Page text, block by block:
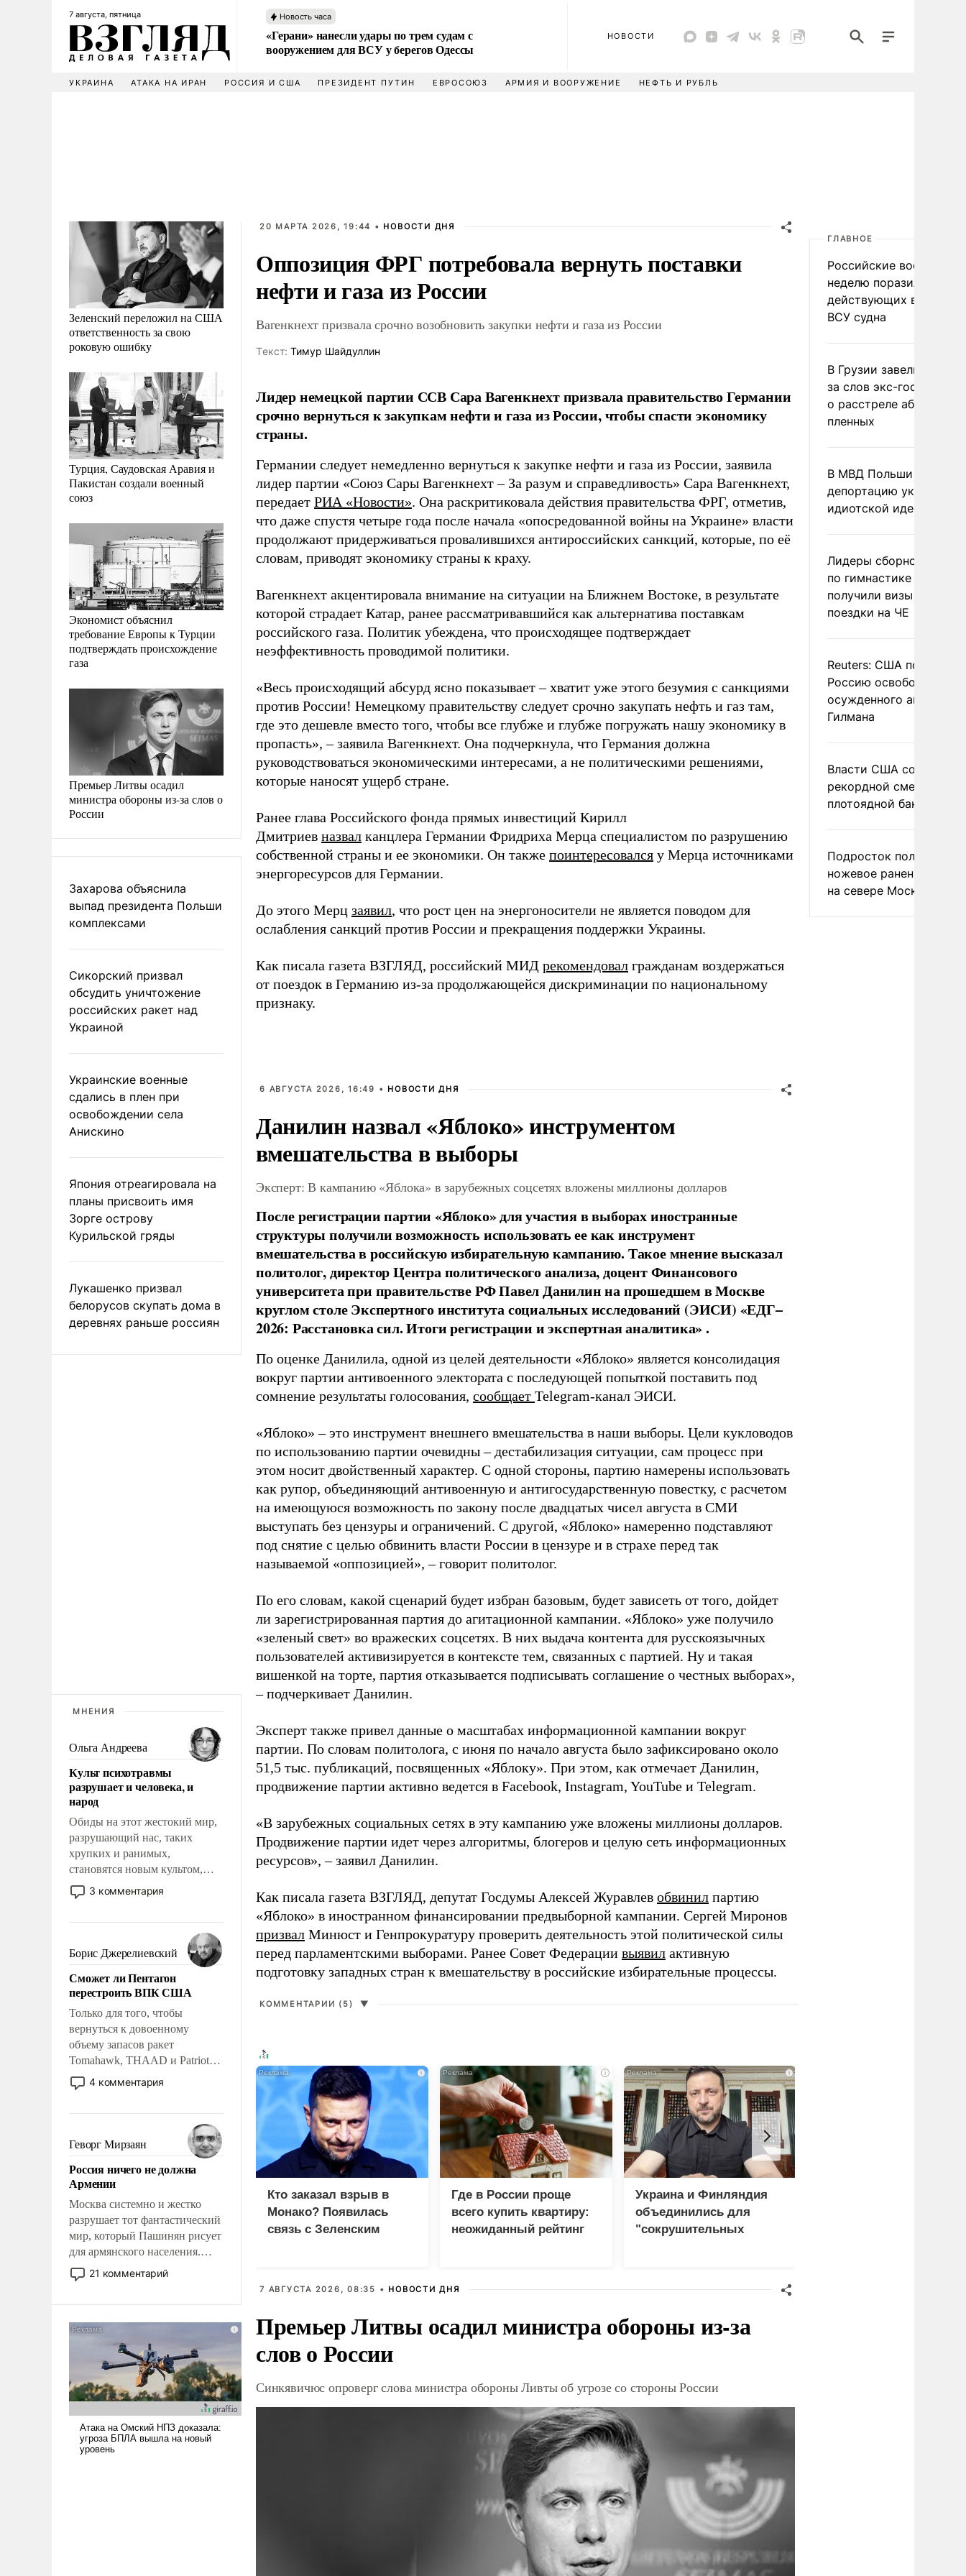
7 августа, пятница Новость часа
«Герани» нанесли удары по трем судам с
вооружением для ВСУ у берегов Одессы
НОВОСТИ
УКРАИНА АТАКА НА ИРАН РОССИЯ И США ПРЕЗИДЕНТ ПУТИН ЕВРОСОЮЗ АРМИЯ И ВООРУЖЕНИЕ НЕФТЬ И РУБЛЬ
Зеленский переложил на США
ответственность за свою
роковую ошибку
Турция, Саудовская Аравия и
Пакистан создали военный
союз
Экономист объяснил
требование Европы к Турции
подтверждать происхождение
газа
Премьер Литвы осадил
министра обороны из-за слов о
России
Захарова объяснила
выпад президента Польши
комплексами
Сикорский призвал
обсудить уничтожение
российских ракет над
Украиной
Украинские военные
сдались в плен при
освобождении села
Анискино
Япония отреагировала на
планы присвоить имя
Зорге острову
Курильской гряды
Лукашенко призвал
белорусов скупать дома в
деревнях раньше россиян
МНЕНИЯ
Ольга Андреева
Культ психотравмы
разрушает и человека, и
народ
Обиды на этот жестокий мир,
разрушающий нас, таких
хрупких и ранимых,
становятся новым культом,
постепенно вытесняя и
отменяя традиционное
мужественным и твердым под
ударами судьбы, брать на себя
ответственность, помогать
слабым, идти вперед и
адаптироваться.
3 комментария
Борис Джерелиевский
Сможет ли Пентагон
перестроить ВПК США
Только для того, чтобы
вернуться к довоенному
объему запасов ракет
Tomahawk, THAAD и Patriot
США потребуется более трех
лет. Даже небольшая война с
Сложившаяся ситуация
означает многолетний период
уязвимости США, например,
перед Китаем.
4 комментария
Геворг Мирзаян
Россия ничего не должна
Армении
Москва системно и жестко
разрушает тот фантастический
мир, который Пашинян рисует
для армянского населения.
Мир, где политические
прожекты будут безусловно
налогоплательщиков и где
Еревану за свои поступки не
нужно отвечать.
21 комментарий
20 МАРТА 2026, 19:44 • НОВОСТИ ДНЯ
Оппозиция ФРГ потребовала вернуть поставки
нефти и газа из России
Вагенкнехт призвала срочно возобновить закупки нефти и газа из России
Tекст: Тимур Шайдуллин
Лидер немецкой партии ССВ Сара Вагенкнехт призвала правительство Германии
срочно вернуться к закупкам нефти и газа из России, чтобы спасти экономику
страны.
Германии следует немедленно вернуться к закупке нефти и газа из России, заявила
лидер партии «Союз Сары Вагенкнехт – За разум и справедливость» Сара Вагенкнехт,
передает РИА «Новости». Она раскритиковала действия правительства ФРГ, отметив,
что даже спустя четыре года после начала «опосредованной войны на Украине» власти
продолжают придерживаться провалившихся антироссийских санкций, которые, по её
словам, приводят экономику страны к краху.
Вагенкнехт акцентировала внимание на ситуации на Ближнем Востоке, в результате
которой страдает Катар, ранее рассматривавшийся как альтернатива поставкам
российского газа. Политик убеждена, что происходящее подтверждает
неэффективность проводимой политики.
«Весь происходящий абсурд ясно показывает – хватит уже этого безумия с санкциями
против России! Немецкому правительству следует срочно закупать нефть и газ там,
где это дешевле вместо того, чтобы все глубже и глубже погружать нашу экономику в
пропасть», – заявила Вагенкнехт. Она подчеркнула, что Германия должна
руководствоваться экономическими интересами, а не политическими решениями,
которые наносят ущерб стране.
Ранее глава Российского фонда прямых инвестиций Кирилл
Дмитриев назвал канцлера Германии Фридриха Мерца специалистом по разрушению
собственной страны и ее экономики. Он также поинтересовался у Мерца источниками
энергоресурсов для Германии.
До этого Мерц заявил, что рост цен на энергоносители не является поводом для
ослабления санкций против России и прекращения поддержки Украины.
Как писала газета ВЗГЛЯД, российский МИД рекомендовал гражданам воздержаться
от поездок в Германию из-за продолжающейся дискриминации по национальному
признаку.
6 АВГУСТА 2026, 16:49 • НОВОСТИ ДНЯ
Данилин назвал «Яблоко» инструментом
вмешательства в выборы
Эксперт: В кампанию «Яблока» в зарубежных соцсетях вложены миллионы долларов
После регистрации партии «Яблоко» для участия в выборах иностранные
структуры получили возможность использовать ее как инструмент
вмешательства в российскую избирательную кампанию. Такое мнение высказал
политолог, директор Центра политического анализа, доцент Финансового
университета при правительстве РФ Павел Данилин на прошедшем в Москве
круглом столе Экспертного института социальных исследований (ЭИСИ) «ЕДГ–
2026: Расстановка сил. Итоги регистрации и экспертная аналитика» .
По оценке Данилила, одной из целей деятельности «Яблоко» является консолидация
вокруг партии антивоенного электората с последующей попыткой поставить под
сомнение результаты голосования, сообщает Telegram-канал ЭИСИ.
«Яблоко» – это инструмент внешнего вмешательства в наши выборы. Цели кукловодов
по использованию партии очевидны – дестабилизация ситуации, сам процесс при
этом носит двойственный характер. С одной стороны, партию намерены использовать
как рупор, объединяющий антивоенную и антигосударственную повестку, с расчетом
на имеющуюся возможность по закону после двадцатых чисел августа в СМИ
выступать без цензуры и ограничений. С другой, «Яблоко» намеренно подставляют
под снятие с целью обвинить власти России в цензуре и в страхе перед так
называемой «оппозицией», – говорит политолог.
По его словам, какой сценарий будет избран базовым, будет зависеть от того, дойдет
ли зарегистрированная партия до агитационной кампании. «Яблоко» уже получило
«зеленый свет» во вражеских соцсетях. В них выдача контента для русскоязычных
пользователей активизируется в контексте тем, связанных с партией. Ну и такая
вишенкой на торте, партия отказывается подписывать соглашение о честных выборах»,
– подчеркивает Данилин.
Эксперт также привел данные о масштабах информационной кампании вокруг
партии. По словам политолога, с июня по начало августа было зафиксировано около
51,5 тыс. публикаций, посвященных «Яблоку». При этом, как отмечает Данилин,
продвижение партии активно ведется в Facebook, Instagram, YouTube и Telegram.
«В зарубежных социальных сетях в эту кампанию уже вложены миллионы долларов.
Продвижение партии идет через алгоритмы, блогеров и целую сеть информационных
ресурсов», – заявил Данилин.
Как писала газета ВЗГЛЯД, депутат Госдумы Алексей Журавлев обвинил партию
«Яблоко» в иностранном финансировании предвыборной кампании. Сергей Миронов
призвал Минюст и Генпрокуратуру проверить деятельность этой политической силы
перед парламентскими выборами. Ранее Совет Федерации выявил активную
подготовку западных стран к вмешательству в российские избирательные процессы.
КОММЕНТАРИИ (5) ▼
i
Кто заказал взрыв в
Монако? Появилась
связь с Зеленским
i
Где в России проще
всего купить квартиру:
неожиданный рейтинг
i
Украина и Финляндия
объединились для
"сокрушительных
7 АВГУСТА 2026, 08:35 • НОВОСТИ ДНЯ
Премьер Литвы осадил министра обороны из-за
слов о России
Синкявичюс опроверг слова министра обороны Ливты об угрозе со стороны России
ГЛАВНОЕ
Российские военные за
неделю поразили 34
действующих в
ВСУ судна
В Грузии завели дело
за слов экс-
о расстреле абхазских
пленных
В МВД Польши назвали
депортацию украинцев
идиотской идеей
Лидеры сборной
по гимнастике не
получили визы для
поездки на ЧЕ
Reuters: США
Россию освободить
осужденного
Гилмана
Власти США сообщили
рекордной смертности
плотоядной бактерии
Подросток получил
ножевое ранение в
на севере Москвы